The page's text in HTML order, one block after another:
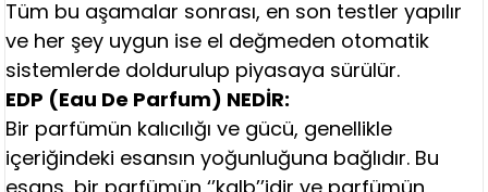
Tüm bu aşamalar sonrası, en son testler yapılır
ve her şey uygun ise el değmeden otomatik
sistemlerde doldurulup piyasaya sürülür.
EDP (Eau De Parfum) NEDİR:
Bir parfümün kalıcılığı ve gücü, genellikle
içeriğindeki esansın yoğunluğuna bağlıdır. Bu